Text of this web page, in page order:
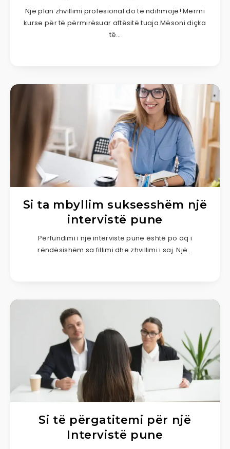
Një plan zhvillimi profesional do të ndihmojë! Merrni
kurse për të përmirësuar aftësitë tuaja Mësoni diçka
të…
Si ta mbyllim suksesshëm një
intervistë pune
Përfundimi i një interviste pune është po aq i
rëndësishëm sa fillimi dhe zhvillimi i saj. Një…
Si të përgatitemi për një
Intervistë pune